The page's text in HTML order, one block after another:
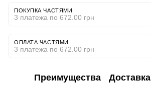
ПОКУПКА ЧАСТЯМИ
3 платежа по 672.00 грн
ОПЛАТА ЧАСТЯМИ
3 платежа по 672.00 грн
Преимущества Доставка